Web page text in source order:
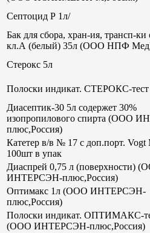
Септоцид Р 1л/
Бак для сбора, хран-ия, трансп-ки
кл.А (белый) 35л (ООО НПФ
Стерокс 5л
Полоски индикат. СТЕРОКС-тест
Диасептик-30 5л содержет 30%
изопропилового спирта (ООО
плюс,Россия)
Катетер в/в № 17 с доп.порт. Vogt
100шт в упак
Диаспрей 0,75 л (поверхности)
ИНТЕРСЭН-плюс,Россия)
Оптимакс 1л (ООО ИНТЕРСЭН-
плюс,Россия)
Полоски индикат. ОПТИМАКС-
(ООО ИНТЕРСЭН-плюс,Россия)